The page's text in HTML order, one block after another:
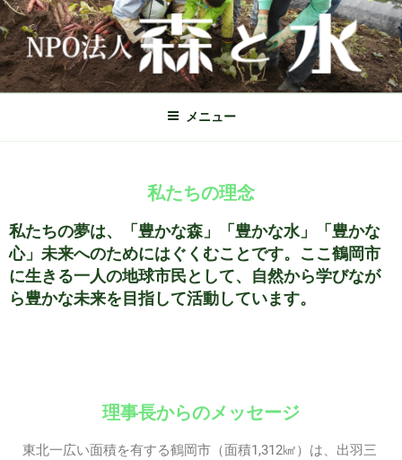
NPO法人 森と水
山形県鶴岡市のNPO法人 森と水
メニュー
私たちの理念
私たちの夢は、「豊かな森」「豊かな水」「豊かな
心」未来へのためにはぐくむことです。ここ鶴岡市
に生きる一人の地球市民として、自然から学びなが
ら豊かな未来を目指して活動しています。
理事長からのメッセージ
東北一広い面積を有する鶴岡市（面積1,312㎢）は、出羽三